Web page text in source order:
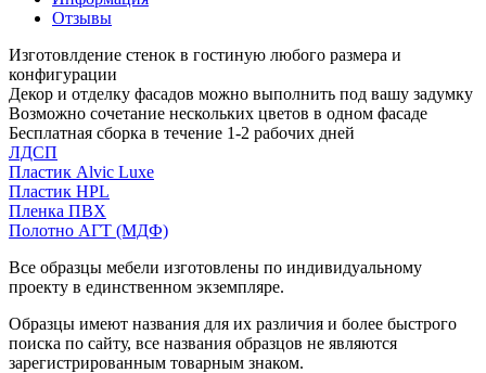
Отзывы
Изготовлдение стенок в гостиную любого размера и
конфигурации
Декор и отделку фасадов можно выполнить под вашу задумку
Возможно сочетание нескольких цветов в одном фасаде
Бесплатная сборка в течение 1-2 рабочих дней
ЛДСП
Пластик Alvic Luxe
Пластик HPL
Пленка ПВХ
Полотно АГТ (МДФ)
Все образцы мебели изготовлены по индивидуальному
проекту в единственном экземпляре.
Образцы имеют названия для их различия и более быстрого
поиска по сайту, все названия образцов не являются
зарегистрированным товарным знаком.